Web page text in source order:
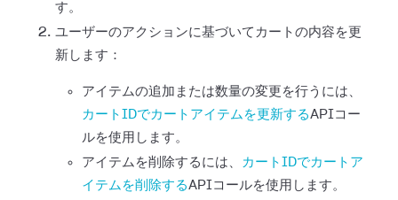
す。
ユーザーのアクションに基づいてカートの内容を更
新します：
アイテムの追加または数量の変更を行うには、
カートIDでカートアイテムを更新するAPIコー
ルを使用します。
アイテムを削除するには、
カートIDでカートア
イテムを削除するAPIコールを使用します。